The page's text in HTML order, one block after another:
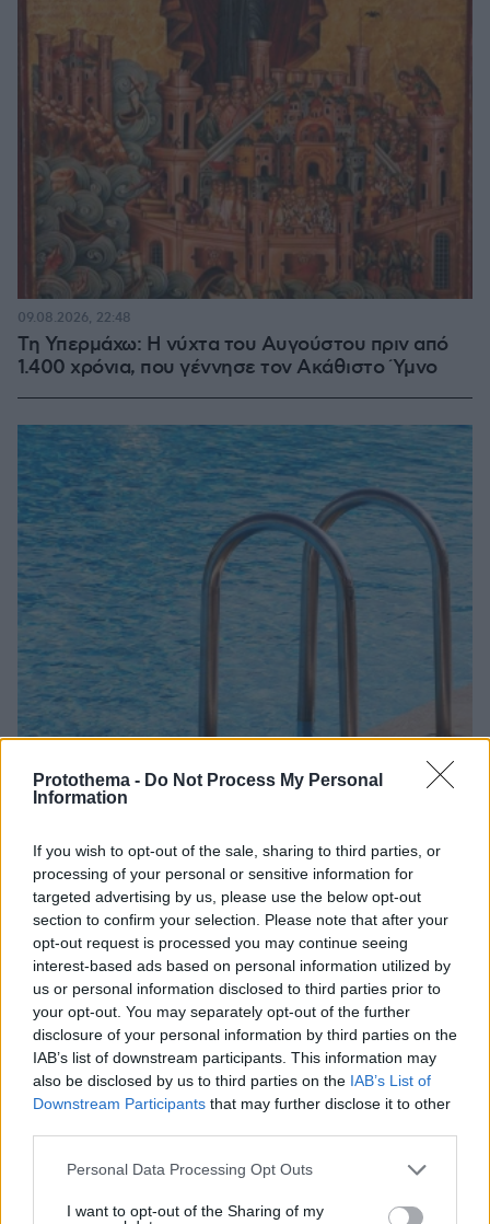
Protothema - Do Not Process My Personal
Information
If you wish to opt-out of the sale, sharing to third parties, or
processing of your personal or sensitive information for
targeted advertising by us, please use the below opt-out
section to confirm your selection. Please note that after your
opt-out request is processed you may continue seeing
interest-based ads based on personal information utilized by
us or personal information disclosed to third parties prior to
your opt-out. You may separately opt-out of the further
disclosure of your personal information by third parties on the
IAB’s list of downstream participants. This information may
also be disclosed by us to third parties on the IAB’s List of
Downstream Participants that may further disclose it to other
Please note that this website/app uses one or more Google
not limited to your visit or usage behaviour. You may click to
Personal Data Processing Opt Outs
I want to opt-out of the Sharing of my
Τη Υπερμάχω: Η νύχτα του Αυγούστου πριν από
1.400 χρόνια, που γέννησε τον Ακάθιστο Ύμνο
09.08.2026, 22:48
«Έφυγε ένα δευτερόλεπτο από την προσοχή μου,
ο ναυαγοσώστης είναι 68 ετών»: Η δραματική
περιγραφή του πατέρα για τον θάνατο του
4χρονου σε πισίνα της Πάρου
09.08.2026, 21:06